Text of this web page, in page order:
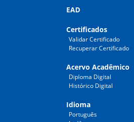
EAD
Certificados
Validar Certificado
Recuperar Certificado
Acervo Acadêmico
Diploma Digital
Histórico Digital
Idioma
Português